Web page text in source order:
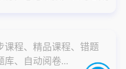
课程、精品课程、错题
库、自动阅卷...